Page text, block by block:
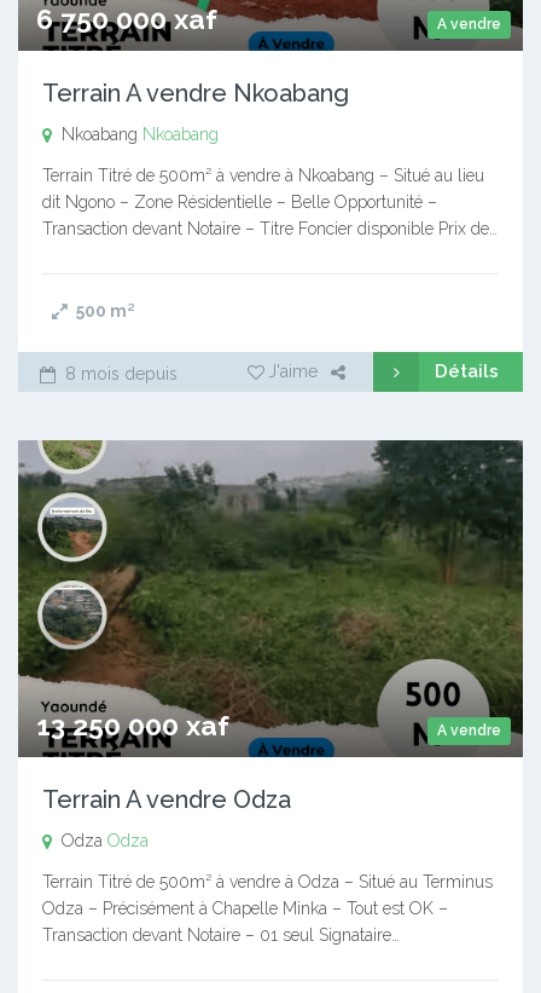
A vendre
6 750 000 xaf
Terrain A vendre Nkoabang
Nkoabang Nkoabang
Terrain Titré de 500m² à vendre à Nkoabang – Situé au lieu
dit Ngono – Zone Résidentielle – Belle Opportunité –
Transaction devant Notaire – Titre Foncier disponible Prix de…
500 m²
8 mois depuis J'aime Détails
A vendre
13 250 000 xaf
Terrain A vendre Odza
Odza Odza
Terrain Titré de 500m² à vendre à Odza – Situé au Terminus
Odza – Précisément à Chapelle Minka – Tout est OK –
Transaction devant Notaire – 01 seul Signataire…